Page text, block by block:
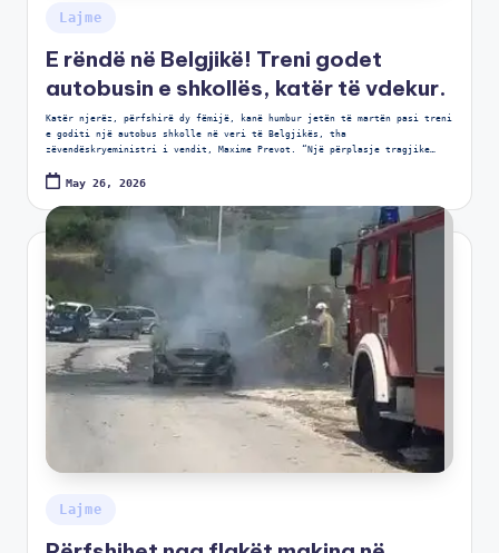
Lajme
E rëndë në Belgjikë! Treni godet
autobusin e shkollës, katër të vdekur.
Katër njerëz, përfshirë dy fëmijë, kanë humbur jetën të martën pasi treni
e goditi një autobus shkolle në veri të Belgjikës, tha
zëvendëskryeministri i vendit, Maxime Prevot. “Një përplasje tragjike…
May 26, 2026
Lajme